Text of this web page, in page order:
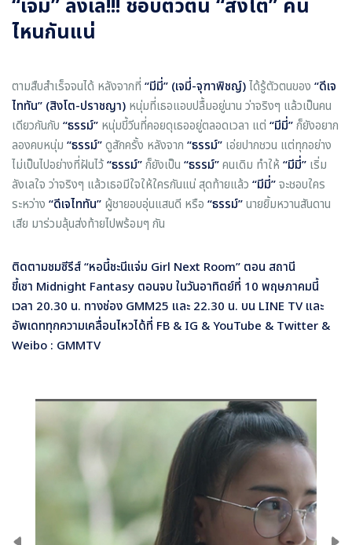
“เจมี่” ลังเล!!! ชอบตัวตน “สิงโต” คน
ไหนกันแน่
ตามสืบสำเร็จจนได้ หลังจากที่ “มีมี่” (เจมี่-จุฑาพิชญ์)ได้รู้ตัวตนของ “ดีเจ
ไททัน” (สิงโต-ปราชญา) หนุ่มที่เธอแอบปลื้มอยู่นาน ว่าจริงๆ แล้วเป็นคน
เดียวกันกับ “ธรรม์” หนุ่มขี้วีนที่คอยดุเธออยู่ตลอดเวลา แต่ “มีมี่”ก็ยังอยาก
ลองคบหนุ่ม “ธรรม์”ดูสักครั้ง หลังจาก “ธรรม์” เอ่ยปากชวน แต่ทุกอย่าง
ไม่เป็นไปอย่างที่ฝันไว้“ธรรม์”ก็ยังเป็น “ธรรม์”คนเดิม ทำให้ “มีมี่” เริ่ม
ลังเลใจ ว่าจริงๆ แล้วเธอมีใจให้ใครกันแน่ สุดท้ายแล้ว “มีมี่”จะชอบใคร
ระหว่าง “ดีเจไททัน” ผู้ชายอบอุ่นแสนดี หรือ “ธรรม์”นายยิ้มหวานสันดาน
เสีย มาร่วมลุ้นส่งท้ายไปพร้อมๆ กัน
ติดตามชมซีรีส์“หอนี้ชะนีแจ่ม Girl Next Room” ตอน สถานี
ขี้เซา Midnight Fantasy ตอนจบ ในวันอาทิตย์ที่ 10 พฤษภาคมนี้
เวลา 20.30 น. ทางช่อง GMM25 และ 22.30 น. บน LINE TV และ
อัพเดททุกความเคลื่อนไหวได้ที่ FB & IG & YouTube & Twitter &
Weibo : GMMTV